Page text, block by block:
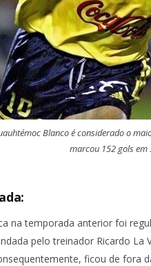
Blanco é considerado o
marcou 152 gols em
na temporada anterior foi
pelo treinador Ricardo La
ficou de fora